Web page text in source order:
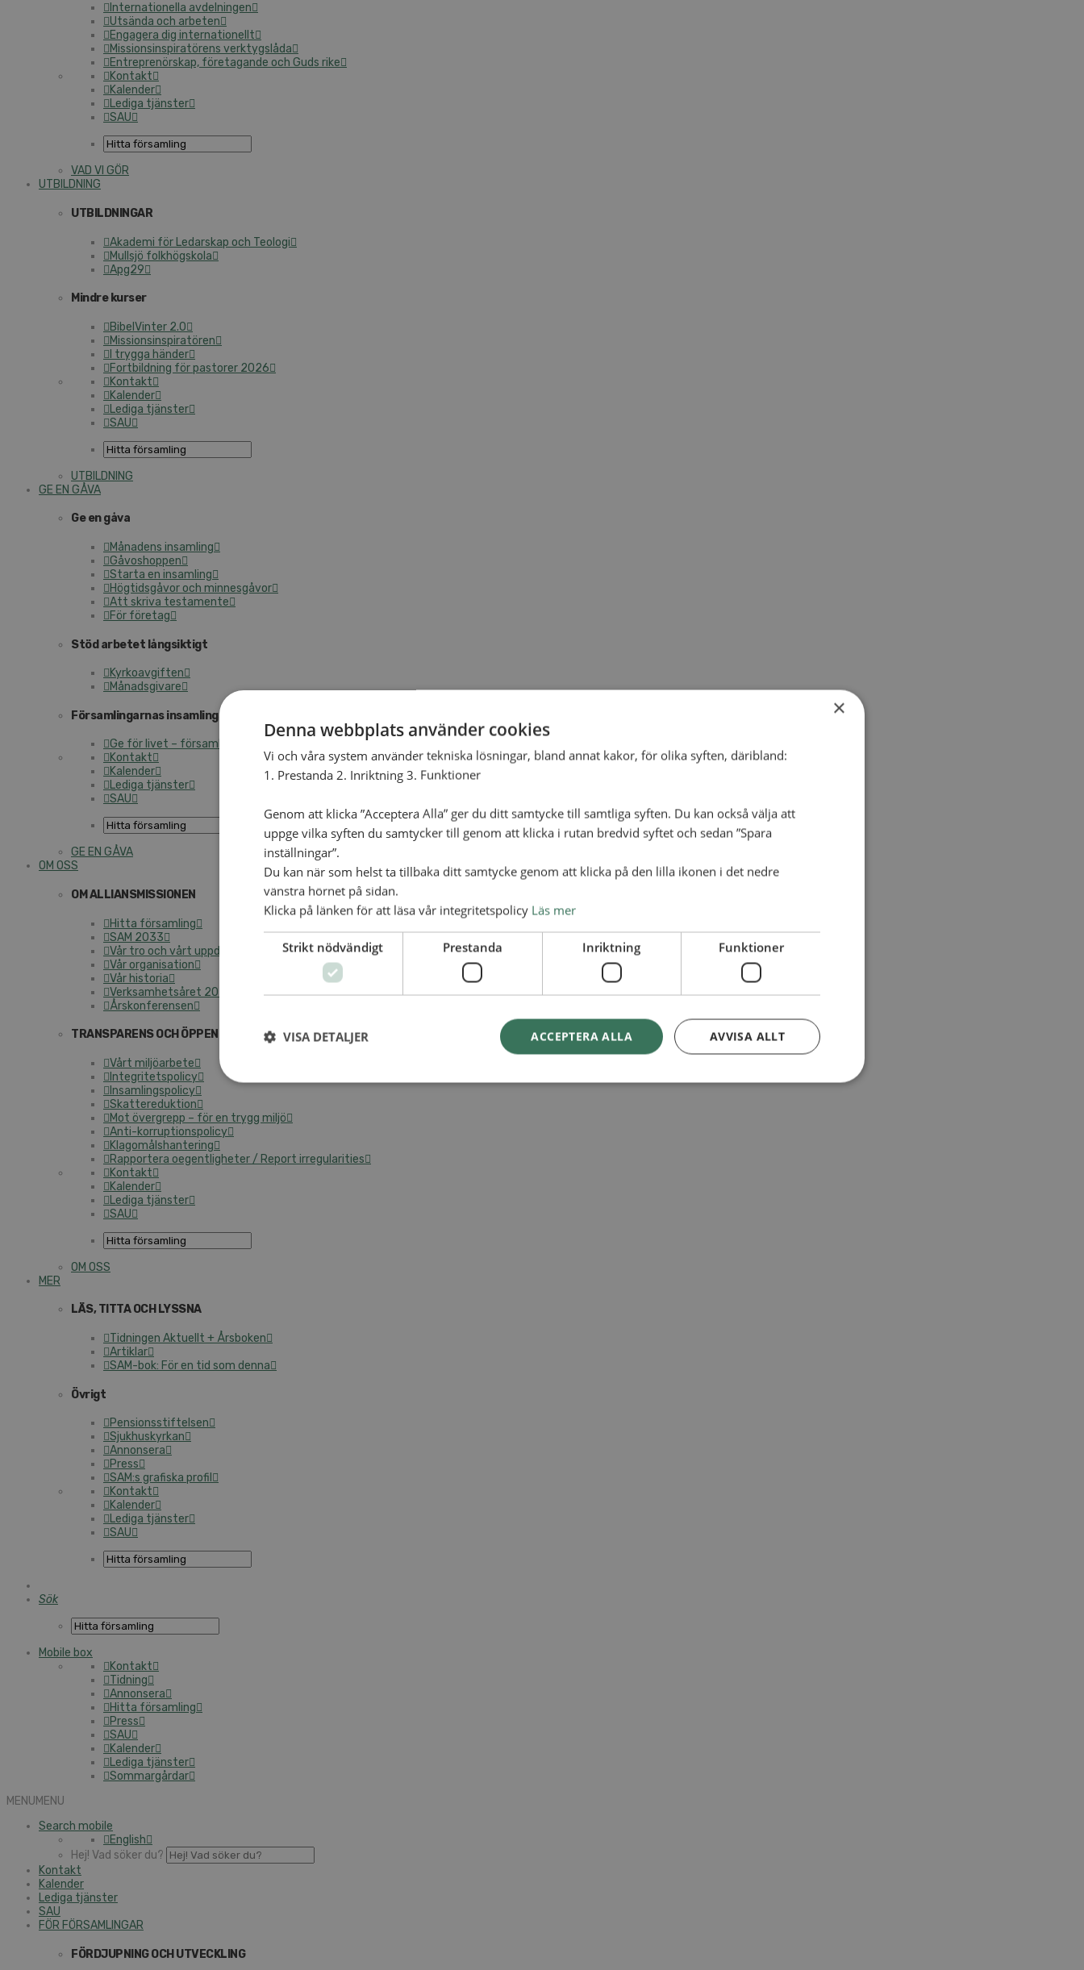
Internationella avdelningen
Utsända och arbeten
Engagera dig internationellt
Missionsinspiratörens verktygslåda
Entreprenörskap, företagande och Guds rike
Kontakt
Kalender
Lediga tjänster
SAU
VAD VI GÖR
UTBILDNING
UTBILDNINGAR
Akademi för Ledarskap och Teologi
Mullsjö folkhögskola
Apg29
Mindre kurser
BibelVinter 2.0
Missionsinspiratören
I trygga händer
Fortbildning för pastorer 2026
Kontakt
Kalender
Lediga tjänster
SAU
UTBILDNING
GE EN GÅVA
Ge en gåva
Månadens insamling
Gåvoshoppen
Starta en insamling
Högtidsgåvor och minnesgåvor
Att skriva testamente
För företag
Stöd arbetet långsiktigt
Kyrkoavgiften
Månadsgivare
Församlingarnas insamlingsarbete
Ge för livet – församlingens insamling
Kontakt
Kalender
Lediga tjänster
SAU
GE EN GÅVA
OM OSS
OM ALLIANSMISSIONEN
Hitta församling
SAM 2033
Vår tro och vårt uppdrag
Vår organisation
Vår historia
Verksamhetsåret 2025
Årskonferensen
TRANSPARENS OCH ÖPPENHET
Vårt miljöarbete
Integritetspolicy
Insamlingspolicy
Skattereduktion
Mot övergrepp – för en trygg miljö
Anti-korruptionspolicy
Klagomålshantering
Rapportera oegentligheter / Report irregularities
Kontakt
Kalender
Lediga tjänster
SAU
OM OSS
MER
LÄS, TITTA OCH LYSSNA
Tidningen Aktuellt + Årsboken
Artiklar
SAM-bok: För en tid som denna
Övrigt
Pensionsstiftelsen
Sjukhuskyrkan
Annonsera
Press
SAM:s grafiska profil
Kontakt
Kalender
Lediga tjänster
SAU
Sök
Mobile box
Kontakt
Tidning
Annonsera
Hitta församling
Press
SAU
Kalender
Lediga tjänster
Sommargårdar
MENUMENU
Search mobile
English
Hej! Vad söker du?
Kontakt
Kalender
Lediga tjänster
SAU
FÖR FÖRSAMLINGAR
FÖRDJUPNING OCH UTVECKLING
×
Denna webbplats använder cookies
Vi och våra system använder tekniska lösningar, bland annat kakor, för olika syften, däribland:
1. Prestanda 2. Inriktning 3. Funktioner
Genom att klicka ”Acceptera Alla” ger du ditt samtycke till samtliga syften. Du kan också välja att
uppge vilka syften du samtycker till genom att klicka i rutan bredvid syftet och sedan ”Spara
inställningar”.
Du kan när som helst ta tillbaka ditt samtycke genom att klicka på den lilla ikonen i det nedre
vänstra hörnet på sidan.
Klicka på länken för att läsa vår integritetspolicy Läs mer
Strikt nödvändigt Prestanda Inriktning Funktioner
ACCEPTERA ALLA AVVISA ALLT
VISA DETALJER